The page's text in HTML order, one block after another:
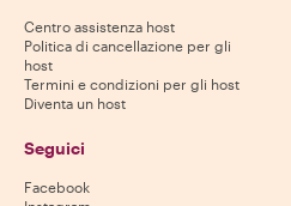
Centro assistenza host
Politica di cancellazione per gli
host
Termini e condizioni per gli host
Diventa un host
Seguici
Facebook